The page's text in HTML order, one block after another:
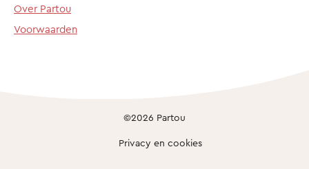
Over Partou
Voorwaarden
©2026 Partou
Privacy en cookies